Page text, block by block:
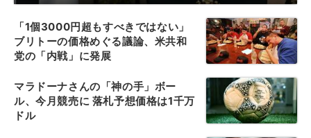
「1個3000円超もすべきではない」
ブリトーの価格めぐる議論、米共和
党の「内戦」に発展
マラドーナさんの「神の手」ボー
ル、今月競売に 落札予想価格は1千万
ドル